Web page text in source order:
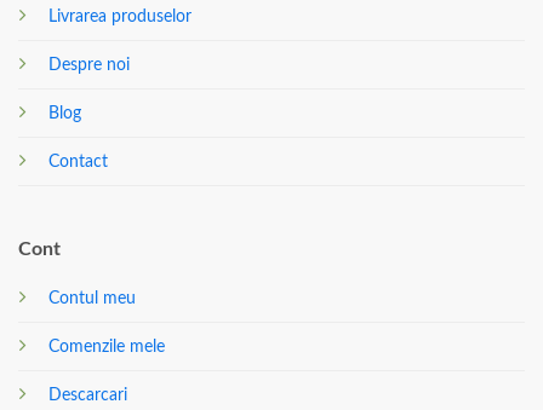
Livrarea produselor
Despre noi
Blog
Contact
Cont
Contul meu
Comenzile mele
Descarcari